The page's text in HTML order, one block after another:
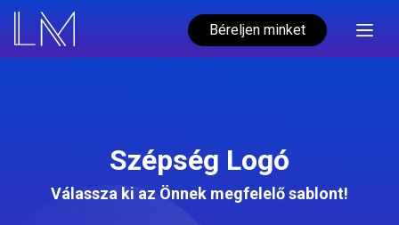
Béreljen minket
Szépség Logó
Válassza ki az Önnek megfelelő sablont!